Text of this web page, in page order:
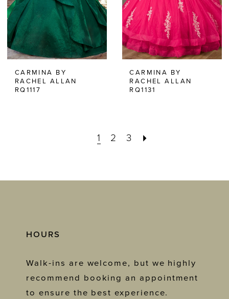
CARMINA BY
RACHEL ALLAN
RQ1117
CARMINA BY
RACHEL ALLAN
RQ1131
1 2 3
HOURS
Walk-ins are welcome, but we highly
recommend booking an appointment
to ensure the best experience.